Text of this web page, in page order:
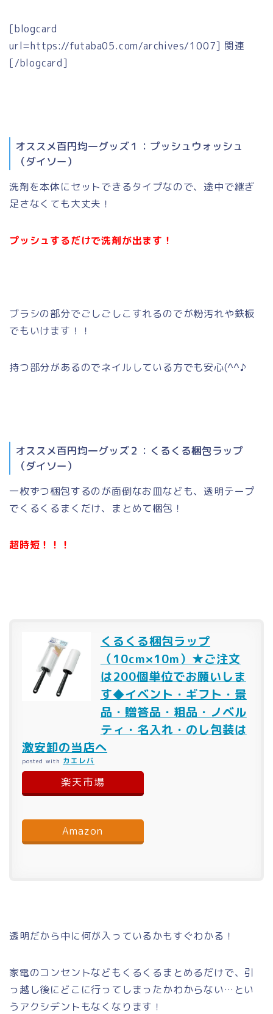
[blogcard
url=https://futaba05.com/archives/1007] 関連
[/blogcard]
オススメ百円均一グッズ１：プッシュウォッシュ
（ダイソー）
洗剤を本体にセットできるタイプなので、途中で継ぎ
足さなくても大丈夫！
プッシュするだけで洗剤が出ます！
ブラシの部分でごしごしこすれるのでが粉汚れや鉄板
でもいけます！！
持つ部分があるのでネイルしている方でも安心(^^♪
オススメ百円均一グッズ２：くるくる梱包ラップ
（ダイソー）
一枚ずつ梱包するのが面倒なお皿なども、透明テープ
でくるくるまくだけ、まとめて梱包！
超時短！！！
くるくる梱包ラップ
（10cm×10m）★ご注文
は200個単位でお願いしま
す◆イベント・ギフト・景
品・贈答品・粗品・ノベル
ティ・名入れ・のし包装は
激安卸の当店へ
posted with カエレバ
楽天市場
Amazon
透明だから中に何が入っているかもすぐわかる！
家電のコンセントなどもくるくるまとめるだけで、引
っ越し後にどこに行ってしまったかわからない…とい
うアクシデントもなくなります！